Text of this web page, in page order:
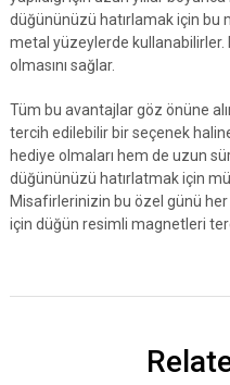
düğününüzü hatırlamak için bu
metal yüzeylerde
olmasını sağlar.
Tüm bu avantajlar göz önüne
tercih edilebilir bir seçenek
hediye olmaları hem de uzun
düğününüzü hatırlatmak için
Misafirlerinizin bu özel günü
için düğün resimli magnetleri